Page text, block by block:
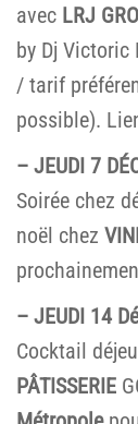
avec LRJ
by Dj Victoric
/ tarif
possible).
– JEUDI 7
Soirée chez
noël chez
– JEUDI 14
Cocktail
PÂTISSERIE